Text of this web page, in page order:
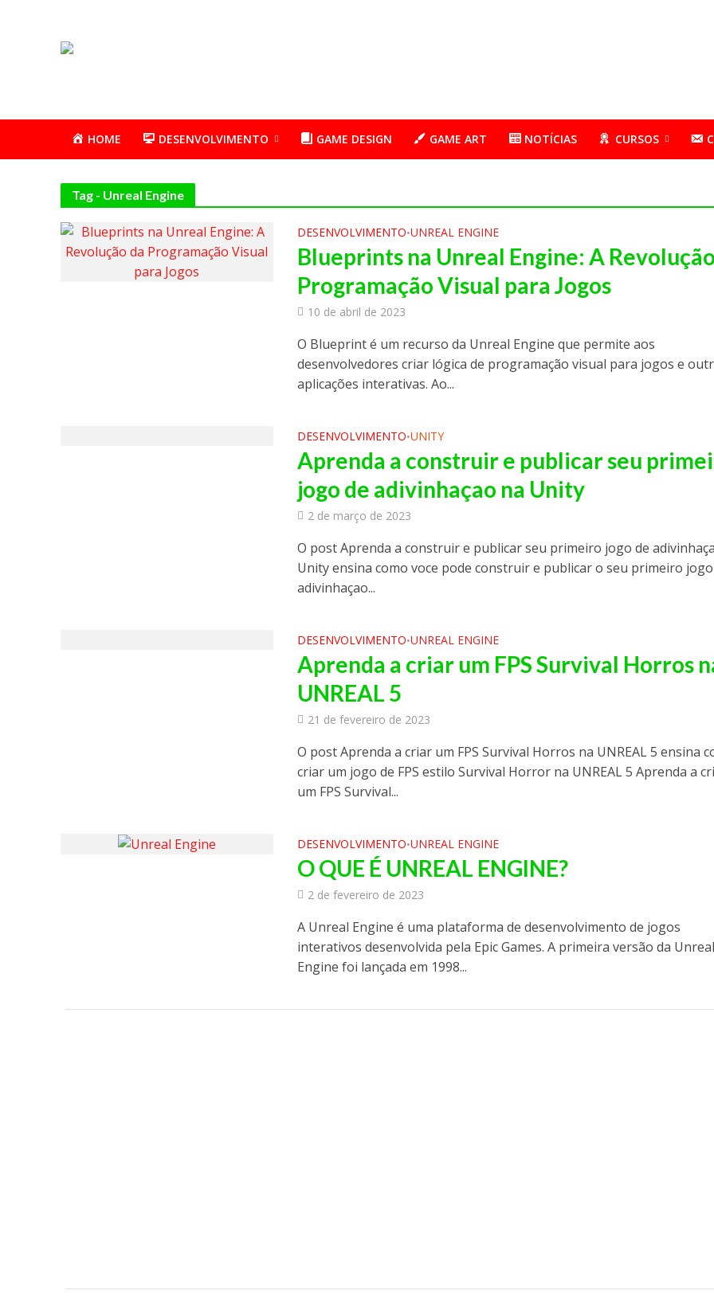
HOME DESENVOLVIMENTO GAME DESIGN GAME ART NOTÍCIAS CURSOS
Tag - Unreal Engine
DESENVOLVIMENTO•UNREAL ENGINE
Blueprints na Unreal Engine: A
Programação Visual para Jogos
10 de abril de 2023
O Blueprint é um recurso da Unreal Engine que permite aos
desenvolvedores criar lógica de programação visual para jogos e
aplicações interativas. Ao...
DESENVOLVIMENTO•UNITY
Aprenda a construir e publicar seu
jogo de adivinhaçao na Unity
2 de março de 2023
O post Aprenda a construir e publicar seu primeiro jogo de
Unity ensina como voce pode construir e publicar o seu primeiro
adivinhaçao...
DESENVOLVIMENTO•UNREAL ENGINE
Aprenda a criar um FPS Survival Horros
UNREAL 5
21 de fevereiro de 2023
O post Aprenda a criar um FPS Survival Horros na UNREAL 5 ensina
criar um jogo de FPS estilo Survival Horror na UNREAL 5 Aprenda a
um FPS Survival...
DESENVOLVIMENTO•UNREAL ENGINE
O QUE É UNREAL ENGINE?
2 de fevereiro de 2023
A Unreal Engine é uma plataforma de desenvolvimento de jogos
interativos desenvolvida pela Epic Games. A primeira versão da Unreal
Engine foi lançada em 1998...